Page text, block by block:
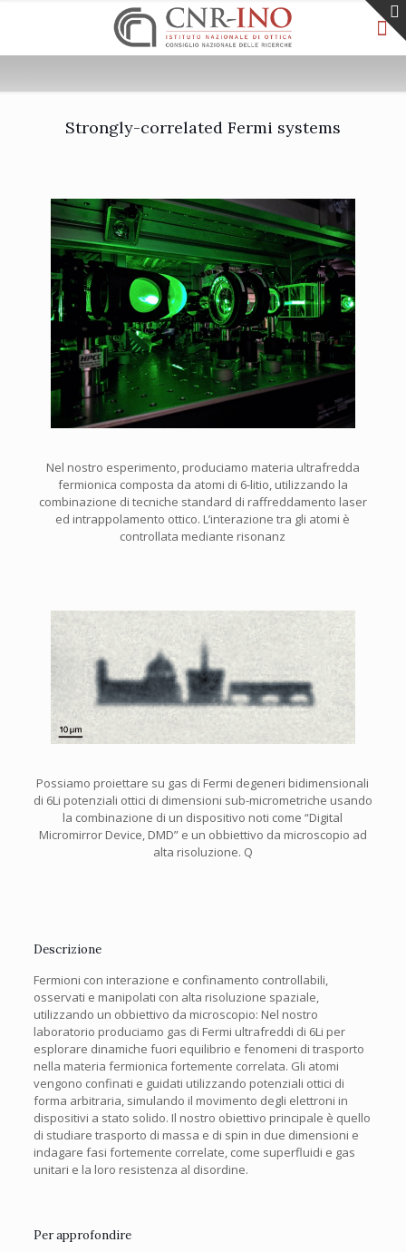
Strongly-correlated Fermi systems
Nel nostro esperimento, produciamo materia ultrafredda
fermionica composta da atomi di 6-litio, utilizzando la
combinazione di tecniche standard di raffreddamento laser
ed intrappolamento ottico. L’interazione tra gli atomi è
controllata mediante risonanz
Possiamo proiettare su gas di Fermi degeneri bidimensionali
di 6Li potenziali ottici di dimensioni sub-micrometriche usando
la combinazione di un dispositivo noti come “Digital
Micromirror Device, DMD” e un obbiettivo da microscopio ad
alta risoluzione. Q
Descrizione
Fermioni con interazione e confinamento controllabili,
osservati e manipolati con alta risoluzione spaziale,
utilizzando un obbiettivo da microscopio: Nel nostro
laboratorio produciamo gas di Fermi ultrafreddi di 6Li per
esplorare dinamiche fuori equilibrio e fenomeni di trasporto
nella materia fermionica fortemente correlata. Gli atomi
vengono confinati e guidati utilizzando potenziali ottici di
forma arbitraria, simulando il movimento degli elettroni in
dispositivi a stato solido. Il nostro obiettivo principale è quello
di studiare trasporto di massa e di spin in due dimensioni e
indagare fasi fortemente correlate, come superfluidi e gas
unitari e la loro resistenza al disordine.
Per approfondire